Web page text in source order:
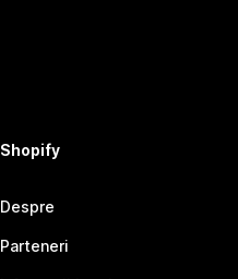
Shopify
Despre
Parteneri